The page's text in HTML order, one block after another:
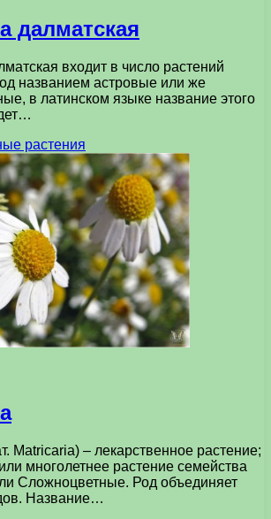
далматская
входит в число растений
названием астровые или же
в латинском языке название этого
растения
Matricaria) – лекарственное растение;
многолетнее растение семейства
Сложноцветные. Род объединяет
Название…